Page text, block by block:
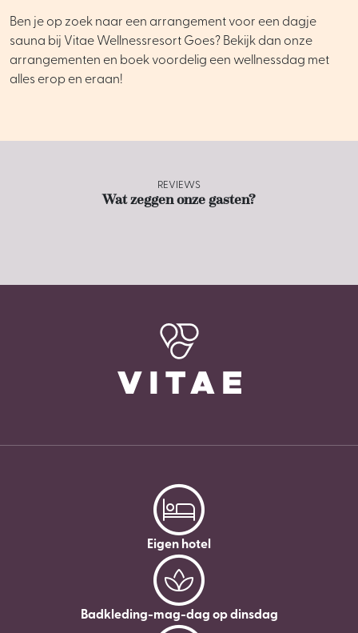
Ben je op zoek naar een arrangement voor een dagje
sauna bij Vitae Wellnessresort Goes? Bekijk dan onze
arrangementen en boek voordelig een wellnessdag met
alles erop en eraan!
REVIEWS
Wat zeggen onze gasten?
Eigen hotel
Badkleding-mag-dag op dinsdag